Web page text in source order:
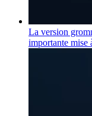
La version
importante mise